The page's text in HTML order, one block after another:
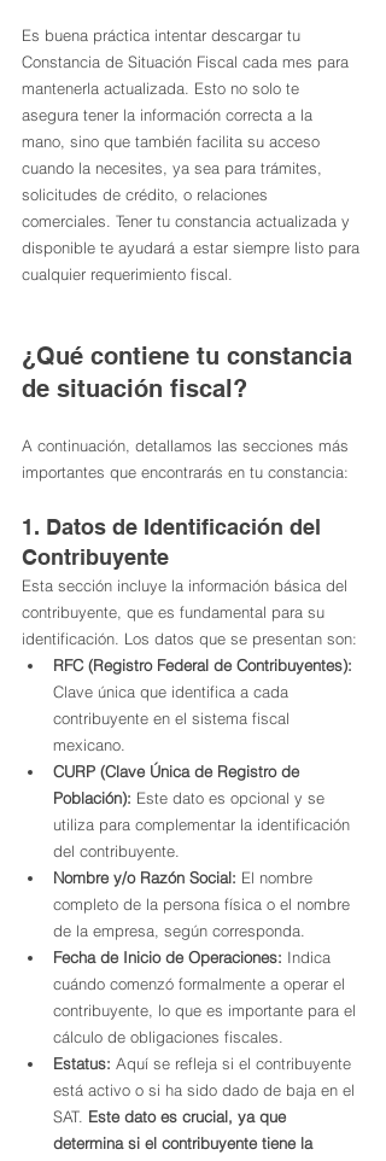
Es buena práctica intentar descargar tu
Constancia de Situación Fiscal cada mes para
mantenerla actualizada. Esto no solo te
asegura tener la información correcta a la
mano, sino que también facilita su acceso
cuando la necesites, ya sea para trámites,
solicitudes de crédito, o relaciones
comerciales. Tener tu constancia actualizada y
disponible te ayudará a estar siempre listo para
cualquier requerimiento fiscal.
¿Qué contiene tu constancia
de situación fiscal?
A continuación, detallamos las secciones más
importantes que encontrarás en tu constancia:
1. Datos de Identificación del
Contribuyente
Esta sección incluye la información básica del
contribuyente, que es fundamental para su
identificación. Los datos que se presentan son:
RFC (Registro Federal de Contribuyentes):
Clave única que identifica a cada
contribuyente en el sistema fiscal
mexicano.
CURP (Clave Única de Registro de
Población): Este dato es opcional y se
utiliza para complementar la identificación
del contribuyente.
Nombre y/o Razón Social: El nombre
completo de la persona física o el nombre
de la empresa, según corresponda.
Fecha de Inicio de Operaciones: Indica
cuándo comenzó formalmente a operar el
contribuyente, lo que es importante para el
cálculo de obligaciones fiscales.
Estatus: Aquí se refleja si el contribuyente
está activo o si ha sido dado de baja en el
SAT. Este dato es crucial, ya que
determina si el contribuyente tiene la